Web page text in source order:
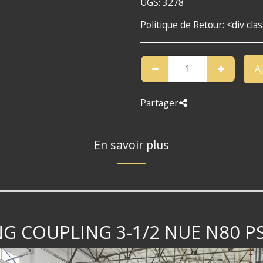
Politique de Retour: <div class="return-policy"><h2>Politique de
Partager
En savoir plus
COUPLING 3-1/2 NUE N80